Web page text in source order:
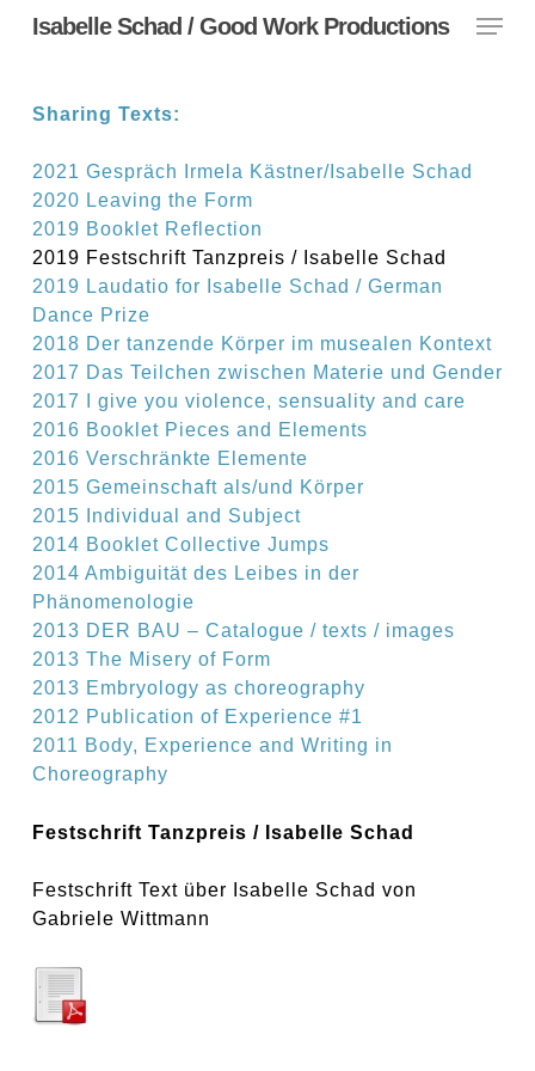
Isabelle Schad / Good Work Productions Menu
Sharing Texts:
2021 Gespräch Irmela Kästner/Isabelle Schad
2020 Leaving the Form
2019 Booklet Reflection
2019 Festschrift Tanzpreis / Isabelle Schad
2019 Laudatio for Isabelle Schad / German
Dance Prize
2018 Der tanzende Körper im musealen Kontext
2017 Das Teilchen zwischen Materie und Gender
2017 I give you violence, sensuality and care
2016 Booklet Pieces and Elements
2016 Verschränkte Elemente
2015 Gemeinschaft als/und Körper
2015 Individual and Subject
2014 Booklet Collective Jumps
2014 Ambiguität des Leibes in der
Phänomenologie
2013 DER BAU – Catalogue / texts / images
2013 The Misery of Form
2013 Embryology as choreography
2012 Publication of Experience #1
2011 Body, Experience and Writing in
Choreography
Festschrift Tanzpreis / Isabelle Schad
Festschrift Text über Isabelle Schad von
Gabriele Wittmann